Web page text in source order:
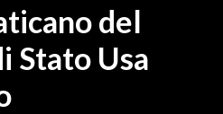
del
Stato Usa